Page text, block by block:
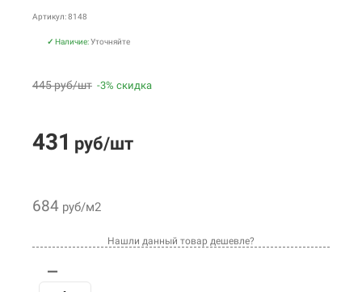
Артикул: 8148
✓ Наличие:Уточняйте
445 руб/шт -3% скидка
431 руб/шт
684 руб/м2
Нашли данный товар дешевле?
—